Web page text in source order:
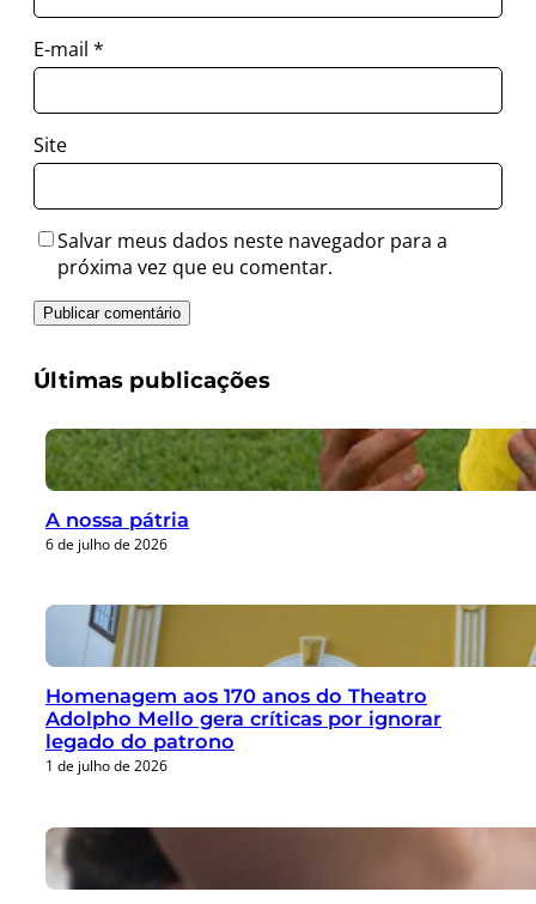
E-mail *
Site
Salvar meus dados neste navegador para a
próxima vez que eu comentar.
Últimas publicações
A nossa pátria
6 de julho de 2026
Homenagem aos 170 anos do Theatro
Adolpho Mello gera críticas por ignorar
legado do patrono
1 de julho de 2026